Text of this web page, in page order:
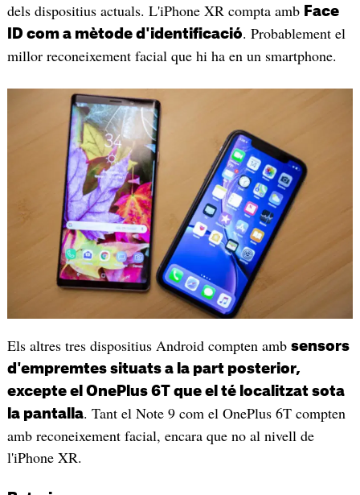
dels dispositius actuals. L'iPhone XR compta amb Face
ID com a mètode d'identificació. Probablement el
millor reconeixement facial que hi ha en un smartphone.
Els altres tres dispositius Android compten amb sensors
d'empremtes situats a la part posterior,
excepte el OnePlus 6T que el té localitzat sota
la pantalla. Tant el Note 9 com el OnePlus 6T compten
amb reconeixement facial, encara que no al nivell de
l'iPhone XR.